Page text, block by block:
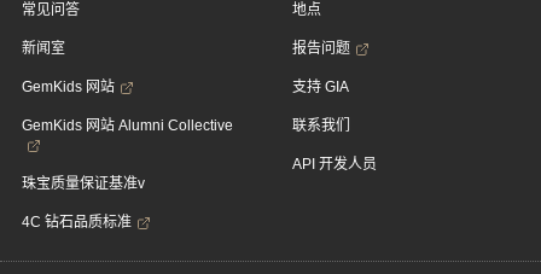
常见问答
新闻室
GemKids 网站
GemKids 网站 Alumni Collective
珠宝质量保证基准v
4C 钻石品质标准
地点
报告问题
支持 GIA
联系我们
API 开发人员